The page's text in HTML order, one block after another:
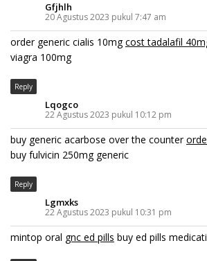
Gfjhlh
20 Agustus 2023 pukul 7:47 am
order generic cialis 10mgcost tadalafil
viagra 100mg
Reply
Lqogco
22 Agustus 2023 pukul 10:12 pm
buy generic acarbose over the counter
buy fulvicin 250mg generic
Reply
Lgmxks
22 Agustus 2023 pukul 10:31 pm
mintop oral gnc ed pills buy ed pills